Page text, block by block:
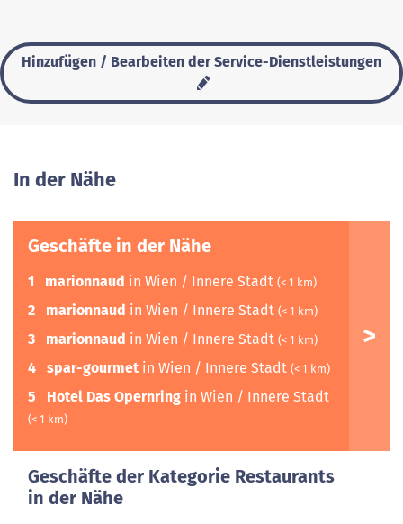
Hinzufügen / Bearbeiten der Service-Dienstleistungen
In der Nähe
Geschäfte in der Nähe
1 marionnaud in Wien / Innere Stadt (< 1 km)
2 marionnaud in Wien / Innere Stadt (< 1 km)
3 marionnaud in Wien / Innere Stadt (< 1 km)
4 spar-gourmet in Wien / Innere Stadt (< 1 km)
5 Hotel Das Opernring in Wien / Innere Stadt
(< 1 km)
Geschäfte der Kategorie Restaurants
in der Nähe